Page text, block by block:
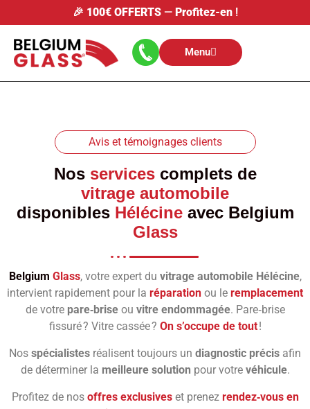
🎉 100€ OFFERTS— Profitez-en!
Menu
Avis et témoignages clients
Nos servicescomplets de
vitrage automobile
disponibles Hélécineavec Belgium
Glass
Belgium Glass, votre expert du vitrage automobile Hélécine,
intervient rapidement pour la réparation ou le remplacement
de votre pare‑briseou vitre endommagée. Pare‑brise
fissuré ? Vitre cassée ? On s’occupe de tout!
Nos spécialistes réalisent toujours un diagnostic précis afin
de déterminer la meilleure solution pour votre véhicule.
Profitez de nos offres exclusiveset prenez rendez‑vous en